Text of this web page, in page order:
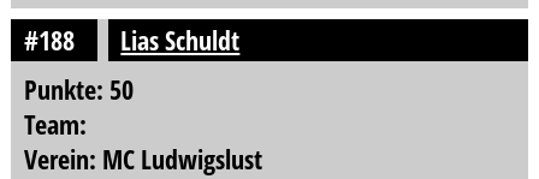
#188
Lias Schuldt
Punkte: 50
Team:
Verein: MC Ludwigslust